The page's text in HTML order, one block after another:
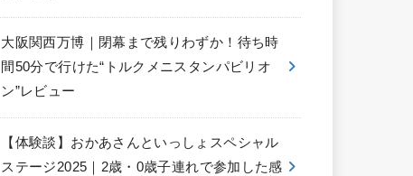
大阪関西万博｜閉幕まで残りわずか！待ち時
間50分で行けた“トルクメニスタンパビリオ
ン”レビュー
【体験談】おかあさんといっしょスペシャル
ステージ2025｜2歳・0歳子連れで参加した感